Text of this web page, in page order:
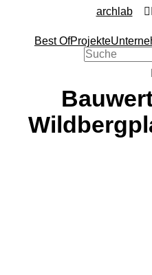
archlab
Best OfProjekte